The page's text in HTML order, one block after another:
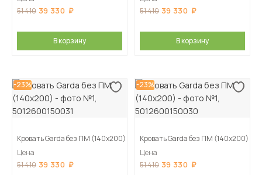
51 410 39 330
В корзину
51 410 39 330
В корзину
-23%
Кровать Garda без ПМ (140х200)
Цена
51 410 39 330
-23%
Кровать Garda без ПМ (140х200)
Цена
51 410 39 330